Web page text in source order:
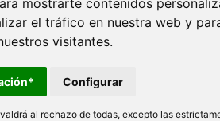
mostrarte contenidos
el tráfico en nuestra web y
visitantes.
Configurar
al rechazo de todas, excepto las